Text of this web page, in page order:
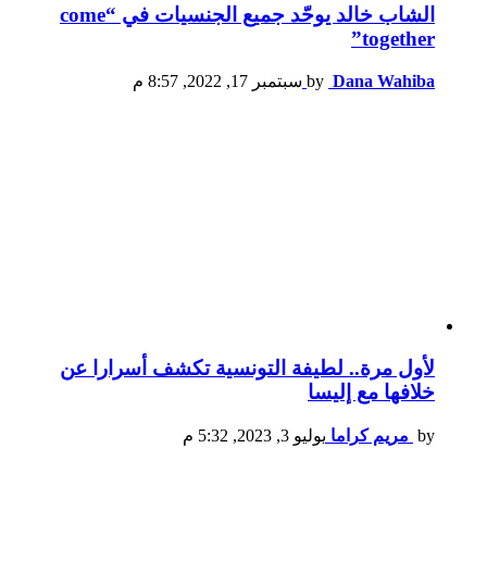
الشاب خالد يوحّد جميع الجنسيات في “come
together”
by Dana Wahiba سبتمبر 17, 2022, 8:57 م
لأول مرة.. لطيفة التونسية تكشف أسرارا عن
خلافها مع إليسا
by مريم كراما يوليو 3, 2023, 5:32 م